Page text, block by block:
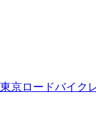
東京ロードバイク